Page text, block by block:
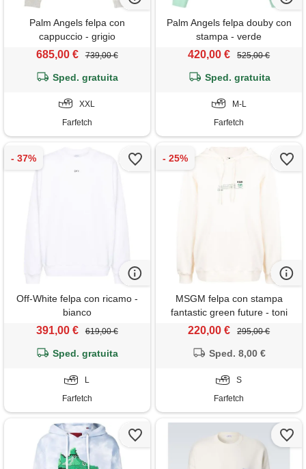
Palm Angels felpa con
cappuccio - grigio
685,00 € 739,00 €
Sped. gratuita
XXL
Farfetch
Palm Angels felpa douby con
stampa - verde
420,00 € 525,00 €
Sped. gratuita
M-L
Farfetch
Off-White felpa con ricamo -
bianco
391,00 € 619,00 €
Sped. gratuita
L
Farfetch
MSGM felpa con stampa
fantastic green future - toni
neutri
220,00 € 295,00 €
Sped. 8,00 €
S
Farfetch